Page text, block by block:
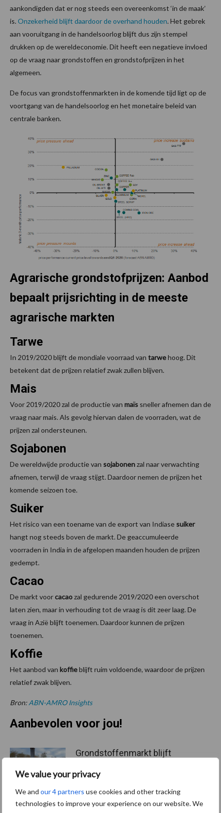
We value your privacy
We and our 4 partners use cookies and other tracking
technologies to improve your experience on our website. We
aankondigden dat er nog steeds een overeenkomst ‘in de maak’
is. Onzekerheid blijft daardoor de overhand houden. Het gebrek
aan vooruitgang in de handelsoorlog blijft dus zijn stempel
drukken op de wereldeconomie. Dit heeft een negatieve invloed
op de vraag naar grondstoffen en grondstofprijzen in het
algemeen.
De focus van grondstoffenmarkten in de komende tijd ligt op de
voortgang van de handelsoorlog en het monetaire beleid van
centrale banken.
Agrarische grondstofprijzen: Aanbod
bepaalt prijsrichting in de meeste
agrarische markten
Tarwe
In 2019/2020 blijft de mondiale voorraad van tarwehoog. Dit
betekent dat de prijzen relatief zwak zullen blijven.
Mais
Voor 2019/2020 zal de productie van maïs sneller afnemen dan de
vraag naar mais. Als gevolg hiervan dalen de voorraden, wat de
prijzen zal ondersteunen.
Sojabonen
De wereldwijde productie van sojabonenzal naar verwachting
afnemen, terwijl de vraag stijgt. Daardoor nemen de prijzen het
komende seizoen toe.
Suiker
Het risico van een toename van de export van Indiase suiker
hangt nog steeds boven de markt. De geaccumuleerde
voorraden in India in de afgelopen maanden houden de prijzen
gedempt.
Cacao
De markt voorcacaozal gedurende 2019/2020 een overschot
laten zien, maar in verhouding tot de vraag is dit zeer laag. De
vraag in Azië blijft toenemen. Daardoor kunnen de prijzen
toenemen.
Koffie
Het aanbod van koffieblijft ruim voldoende, waardoor de prijzen
relatief zwak blijven.
Bron: ABN-AMRO Insights
Aanbevolen voor jou!
Grondstoffenmarkt blijft
geopolitiek houden handel